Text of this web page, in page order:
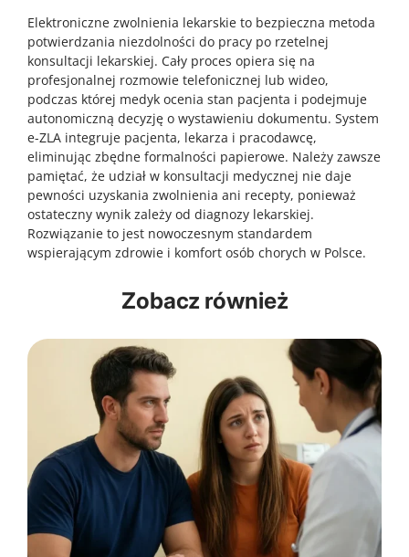
Elektroniczne zwolnienia lekarskie to bezpieczna metoda
potwierdzania niezdolności do pracy po rzetelnej
konsultacji lekarskiej. Cały proces opiera się na
profesjonalnej rozmowie telefonicznej lub wideo,
podczas której medyk ocenia stan pacjenta i podejmuje
autonomiczną decyzję o wystawieniu dokumentu. System
e-ZLA integruje pacjenta, lekarza i pracodawcę,
eliminując zbędne formalności papierowe. Należy zawsze
pamiętać, że udział w konsultacji medycznej nie daje
pewności uzyskania zwolnienia ani recepty, ponieważ
ostateczny wynik zależy od diagnozy lekarskiej.
Rozwiązanie to jest nowoczesnym standardem
wspierającym zdrowie i komfort osób chorych w Polsce.
Zobacz również
Drganie powieki przez kilka dni.
Dlaczego magnez pomaga i kiedy iść do
lekarza?
2026-04-16
Przyczyny drgania powieki oraz sposoby na
Nieprzyjemny zapach z ust mimo mycia
zębów. Czy to migdałki, żołądek czy
zatoki?
2026-04-16
Przyczyny nieświeżego oddechu oraz sposoby na